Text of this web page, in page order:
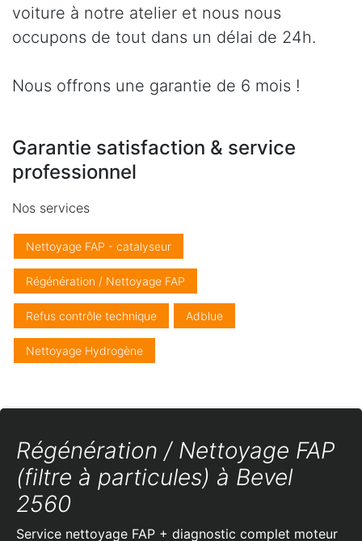
voiture à notre atelier et nous nous
occupons de tout dans un délai de 24h.
Nous offrons une garantie de 6 mois !
Garantie satisfaction & service
professionnel
Nos services
Nettoyage FAP - catalyseur
Régénération / Nettoyage FAP
Refus contrôle technique Adblue
Nettoyage Hydrogène
Régénération / Nettoyage FAP
(filtre à particules) à Bevel
2560
Service nettoyage FAP + diagnostic complet moteur